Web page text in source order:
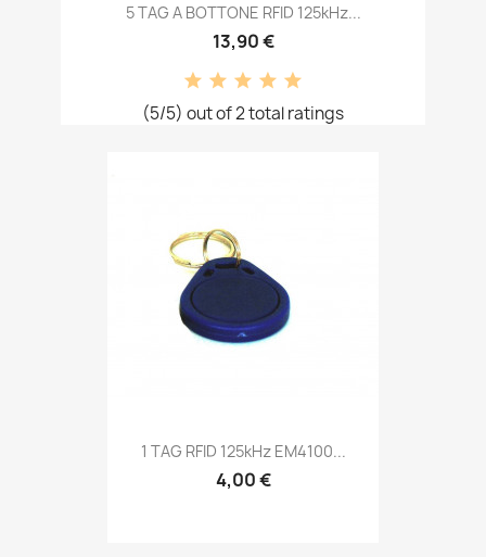
5 TAG A BOTTONE RFID 125kHz...
13,90 €
(5/5) out of 2 total ratings
1 TAG RFID 125kHz EM4100...
4,00 €